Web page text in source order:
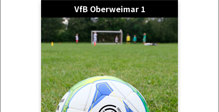
VfB Oberweimar 1